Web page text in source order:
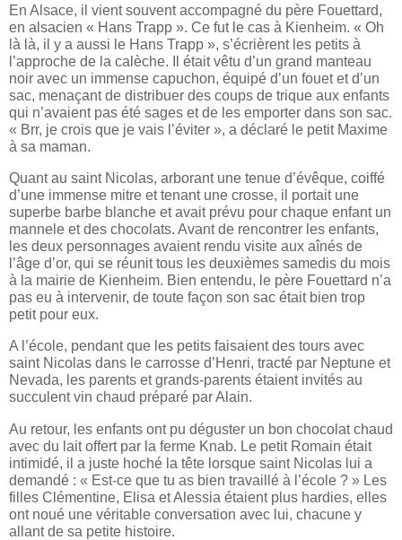
En Alsace, il vient souvent accompagné du père Fouettard,
en alsacien « Hans Trapp ». Ce fut le cas à Kienheim. « Oh
là là, il y a aussi le Hans Trapp », s’écrièrent les petits à
l’approche de la calèche. Il était vêtu d’un grand manteau
noir avec un immense capuchon, équipé d’un fouet et d’un
sac, menaçant de distribuer des coups de trique aux enfants
qui n’avaient pas été sages et de les emporter dans son sac.
« Brr, je crois que je vais l’éviter », a déclaré le petit Maxime
à sa maman.
Quant au saint Nicolas, arborant une tenue d’évêque, coiffé
d’une immense mitre et tenant une crosse, il portait une
superbe barbe blanche et avait prévu pour chaque enfant un
mannele et des chocolats. Avant de rencontrer les enfants,
les deux personnages avaient rendu visite aux aînés de
l’âge d’or, qui se réunit tous les deuxièmes samedis du mois
à la mairie de Kienheim. Bien entendu, le père Fouettard n’a
pas eu à intervenir, de toute façon son sac était bien trop
petit pour eux.
A l’école, pendant que les petits faisaient des tours avec
saint Nicolas dans le carrosse d’Henri, tracté par Neptune et
Nevada, les parents et grands-parents étaient invités au
succulent vin chaud préparé par Alain.
Au retour, les enfants ont pu déguster un bon chocolat chaud
avec du lait offert par la ferme Knab. Le petit Romain était
intimidé, il a juste hoché la tête lorsque saint Nicolas lui a
demandé : « Est-ce que tu as bien travaillé à l’école ? » Les
filles Clémentine, Elisa et Alessia étaient plus hardies, elles
ont noué une véritable conversation avec lui, chacune y
allant de sa petite histoire.